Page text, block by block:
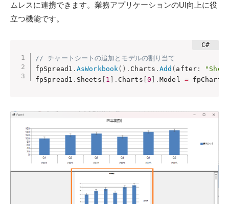
ムレスに連携できます。業務アプリケーションのUI向上に役
立つ機能です。
// チャートシートの追加とモデルの割り当て
fpSpread1 .AsWorkbook ( ) . Charts .Add ( after:
fpSpread1 . Sheets [ 1 ] . Charts [0 ] .Model = fpChart1